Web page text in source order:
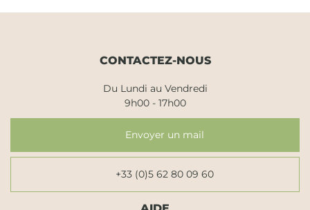
CONTACTEZ-NOUS
Du Lundi au Vendredi
9h00 - 17h00
Envoyer un mail
+33 (0)5 62 80 09 60